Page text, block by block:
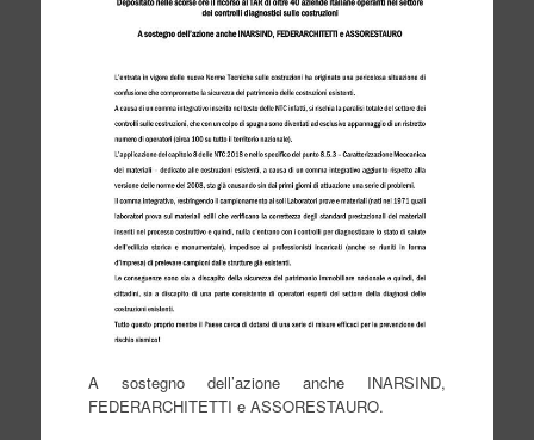
A sostegno dell’azione anche INARSIND,
FEDERARCHITETTI e ASSORESTAURO.